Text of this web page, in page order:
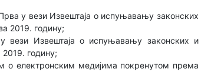
у вези Извештаја о испуњавању законских
2019. годину;
Извештаја о испуњавању законских и
годину;
електронским медијима покренутом према